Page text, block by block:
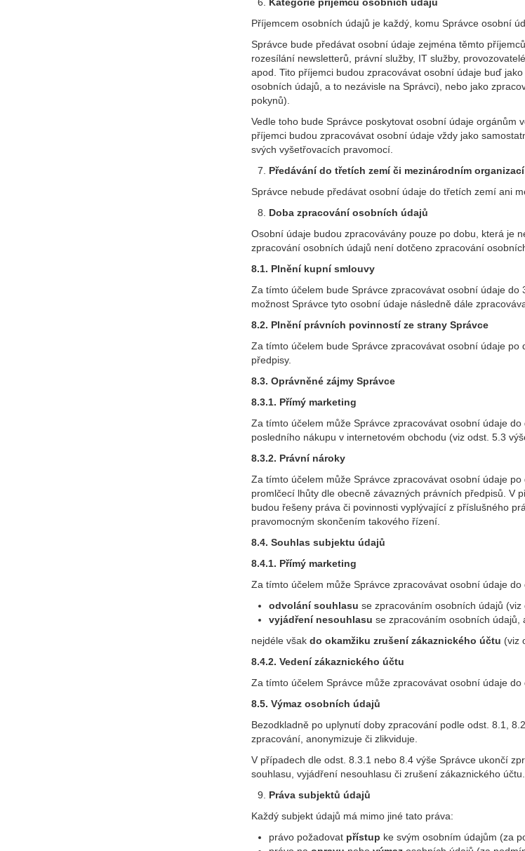
Příjemcem osobních údajů je každý, komu Správce osobní
Správce bude předávat osobní údaje zejména těmto
rozesílání newsletterů, právní služby, IT služby,
apod. Tito příjemci budou zpracovávat osobní údaje buď
osobních údajů, a to nezávisle na Správci), nebo jako
pokynů).
Vedle toho bude Správce poskytovat osobní údaje orgánům
příjemci budou zpracovávat osobní údaje vždy jako
svých vyšetřovacích pravomocí.
Předávání do třetích zemí či mezinárodním
Správce nebude předávat osobní údaje do třetích zemí ani
Doba zpracování osobních údajů
Osobní údaje budou zpracovávány pouze po dobu, která je
zpracování osobních údajů není dotčeno zpracování
8.1. Plnění kupní smlouvy
Za tímto účelem bude Správce zpracovávat osobní údaje
možnost Správce tyto osobní údaje následně dále
8.2. Plnění právních povinností ze strany Správce
Za tímto účelem bude Správce zpracovávat osobní údaje
předpisy.
8.3. Oprávněné zájmy Správce
8.3.1. Přímý marketing
Za tímto účelem může Správce zpracovávat osobní údaje
posledního nákupu v internetovém obchodu (viz odst. 5.3
8.3.2. Právní nároky
Za tímto účelem může Správce zpracovávat osobní údaje
promlčecí lhůty dle obecně závazných právních předpisů.
budou řešeny práva či povinnosti vyplývající z příslušného
pravomocným skončením takového řízení.
8.4. Souhlas subjektu údajů
8.4.1. Přímý marketing
Za tímto účelem může Správce zpracovávat osobní údaje do
odvolání souhlasu se zpracováním osobních údajů (viz
vyjádření nesouhlasu se zpracováním osobních údajů,
nejdéle však do okamžiku zrušení zákaznického účtu (viz
8.4.2. Vedení zákaznického účtu
Za tímto účelem Správce může zpracovávat osobní údaje
8.5. Výmaz osobních údajů
Bezodkladně po uplynutí doby zpracování podle odst. 8.1,
zpracování, anonymizuje či zlikviduje.
V případech dle odst. 8.3.1 nebo 8.4 výše Správce ukončí
souhlasu, vyjádření nesouhlasu či zrušení zákaznického účtu.
Práva subjektů údajů
Každý subjekt údajů má mimo jiné tato práva:
právo požadovat přístup ke svým osobním údajům (za